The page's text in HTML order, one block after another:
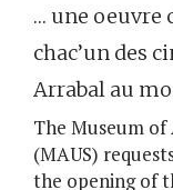
… une oeuvre
chac’un des
Arrabal au
The Museum
(MAUS)
the opening of